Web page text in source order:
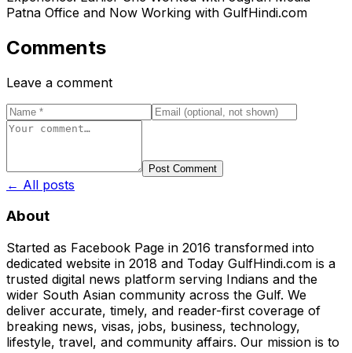
Patna Office and Now Working with GulfHindi.com
Comments
Leave a comment
Post Comment
← All posts
About
Started as Facebook Page in 2016 transformed into
dedicated website in 2018 and Today GulfHindi.com is a
trusted digital news platform serving Indians and the
wider South Asian community across the Gulf. We
deliver accurate, timely, and reader-first coverage of
breaking news, visas, jobs, business, technology,
lifestyle, travel, and community affairs. Our mission is to